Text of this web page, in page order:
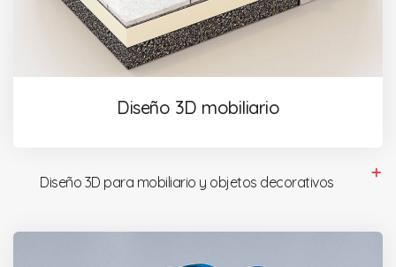
Diseño 3D mobiliario
Diseño 3D para mobiliario y objetos decorativos